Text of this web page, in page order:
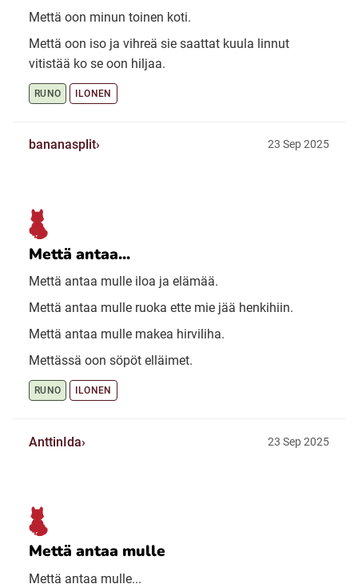
Mettä oon minun toinen koti.
Mettä oon iso ja vihreä sie saattat kuula linnut
vitistää ko se oon hiljaa.
RUNO ILONEN
bananasplit 23 Sep 2025
Mettä antaa...
Mettä antaa mulle iloa ja elämää.
Mettä antaa mulle ruoka ette mie jää henkihiin.
Mettä antaa mulle makea hirviliha.
Mettässä oon söpöt elläimet.
RUNO ILONEN
AnttinIda 23 Sep 2025
Mettä antaa mulle
Mettä antaa mulle...